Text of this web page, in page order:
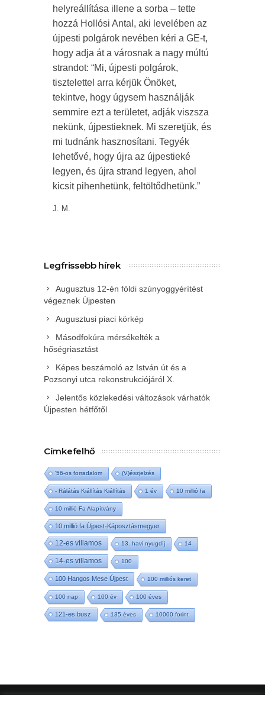
helyreállítása illene a sorba – tette
hozzá Hollósi Antal, aki levelében az
újpesti polgárok nevében kéri a GE-t,
hogy adja át a városnak a nagy múltú
strandot: “Mi, újpesti polgárok,
tisztelettel arra kérjük Önöket,
tekintve, hogy úgysem használják
semmire ezt a területet, adják viszsza
nekünk, újpestieknek. Mi szeretjük, és
mi tudnánk hasznosítani. Tegyék
lehetővé, hogy újra az újpestieké
legyen, és újra strand legyen, ahol
kicsit pihenhetünk, feltöltődhetünk.”
J. M.
Legfrissebb hírek
Augusztus 12-én földi szúnyoggyérítést
végeznek Újpesten
Augusztusi piaci körkép
Másodfokúra mérsékelték a
hőségriasztást
Képes beszámoló az István út és a
Pozsonyi utca rekonstrukciójáról X.
Jelentős közlekedési változások várhatók
Újpesten hétfőtől
Címkefelhő
'56-os forradalom (V)észjelzés
- Rálátás Kiállítás Kiállítás 1 év 10 millió fa
10 millió Fa Alapítvány
10 millió fa Újpest-Káposztásmegyer
12-es villamos 13. havi nyugdíj 14
14-es villamos 100
100 Hangos Mese Újpest 100 milliós keret
100 nap 100 év 100 éves
121-es busz 135 éves 10000 forint